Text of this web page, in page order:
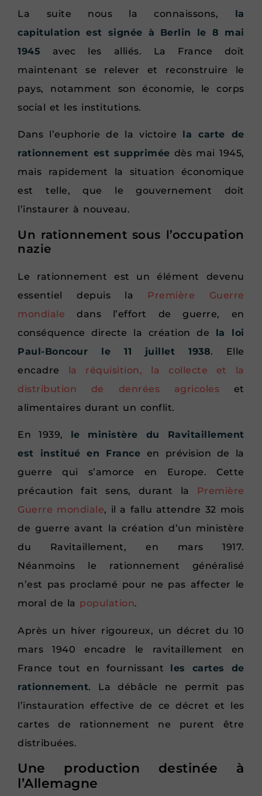
La suite nous la connaissons, la
capitulation est signée à Berlin le 8 mai
1945 avec les alliés. La France doit
maintenant se relever et reconstruire le
pays, notamment son économie, le corps
social et les institutions.
Dans l’euphorie de la victoire
la carte de
rationnement est supprimée dès mai 1945,
mais rapidement la situation économique
est telle, que le gouvernement doit
l’instaurer à nouveau.
Un rationnement sous l’occupation
nazie
Le rationnement est un élément devenu
essentiel depuis la Première Guerre
mondiale dans l’effort de guerre, en
conséquence directe la création de la loi
Paul-Boncour le 11 juillet 1938. Elle
encadre la réquisition, la collecte et la
distribution de denrées agricoles et
alimentaires durant un conflit.
En 1939,
le ministère du Ravitaillement
est institué en France en prévision de la
guerre qui s’amorce en Europe. Cette
précaution fait sens, durant la
Première
Guerre mondiale, il a fallu attendre 32 mois
de guerre avant la création d’un ministère
du Ravitaillement, en mars 1917.
Néanmoins le rationnement généralisé
n’est pas proclamé pour ne pas affecter le
moral de la population.
Après un hiver rigoureux, un décret du 10
mars 1940 encadre le ravitaillement en
France tout en fournissant les cartes de
rationnement. La débâcle ne permit pas
l’instauration effective de ce décret et les
cartes de rationnement ne purent être
distribuées.
Une production destinée à
l’Allemagne